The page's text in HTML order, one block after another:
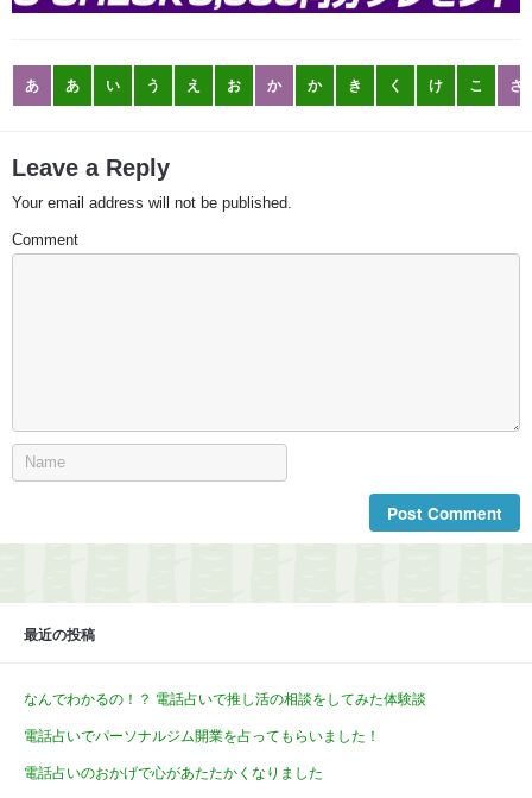
あ あ い う え お か か き く け こ さ
Leave a Reply
Your email address will not be published.
Comment
最近の投稿
なんでわかるの！？ 電話占いで推し活の相談をしてみた体験談
電話占いでパーソナルジム開業を占ってもらいました！
電話占いのおかげで心があたたかくなりました